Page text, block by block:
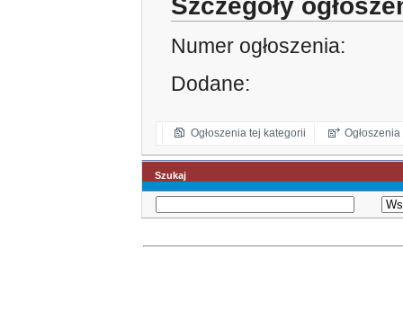
Numer ogłoszenia:
Dodane:
Ogłoszenia tej kategorii
Szukaj